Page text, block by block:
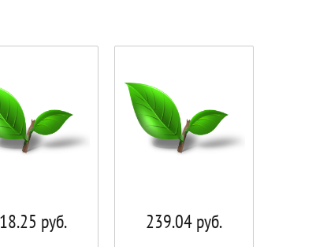
руб. 239.04руб.